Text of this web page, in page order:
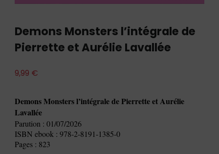
Demons Monsters l’intégrale de
Pierrette et Aurélie Lavallée
9,99 €
Demons Monsters l’intégrale de Pierrette et Aurélie
Lavallée
Parution : 01/07/2026
ISBN ebook : 978-2-8191-1385-0
Pages : 823